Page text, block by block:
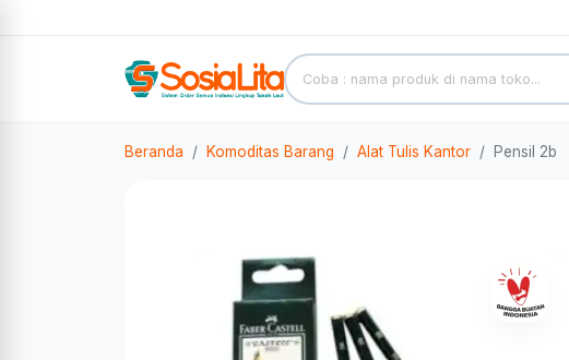
Beranda Komoditas Barang Alat Tulis Kantor Pensil 2b